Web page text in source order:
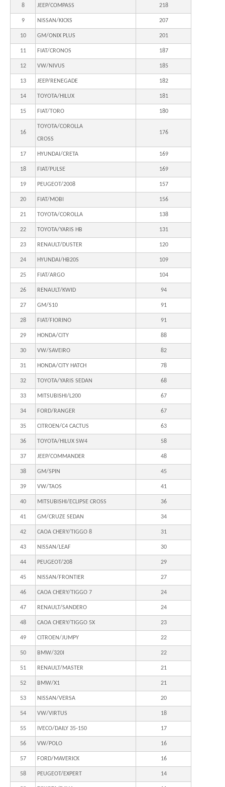
8 JEEP/COMPASS 218
9 NISSAN/KICKS 207
10 GM/ONIX PLUS 201
11 FIAT/CRONOS 187
12 VW/NIVUS 185
13 JEEP/RENEGADE 182
14 TOYOTA/HILUX 181
15 FIAT/TORO 180
16
TOYOTA/COROLLA
CROSS
176
17 HYUNDAI/CRETA 169
18 FIAT/PULSE 169
19 PEUGEOT/2008 157
20 FIAT/MOBI 156
21 TOYOTA/COROLLA 138
22 TOYOTA/YARIS HB 131
23 RENAULT/DUSTER 120
24 HYUNDAI/HB20S 109
25 FIAT/ARGO 104
26 RENAULT/KWID 94
27 GM/S10 91
28 FIAT/FIORINO 91
29 HONDA/CITY 88
30 VW/SAVEIRO 82
31 HONDA/CITY HATCH 78
32 TOYOTA/YARIS SEDAN 68
33 MITSUBISHI/L200 67
34 FORD/RANGER 67
35 CITROEN/C4 CACTUS 63
36 TOYOTA/HILUX SW4 58
37 JEEP/COMMANDER 48
38 GM/SPIN 45
39 VW/TAOS 41
40 MITSUBISHI/ECLIPSE CROSS 36
41 GM/CRUZE SEDAN 34
42 CAOA CHERY/TIGGO 8 31
43 NISSAN/LEAF 30
44 PEUGEOT/208 29
45 NISSAN/FRONTIER 27
46 CAOA CHERY/TIGGO 7 24
47 RENAULT/SANDERO 24
48 CAOA CHERY/TIGGO 5X 23
49 CITROEN/JUMPY 22
50 BMW/320I 22
51 RENAULT/MASTER 21
52 BMW/X1 21
53 NISSAN/VERSA 20
54 VW/VIRTUS 18
55 IVECO/DAILY 35-150 17
56 VW/POLO 16
57 FORD/MAVERICK 16
58 PEUGEOT/EXPERT 14